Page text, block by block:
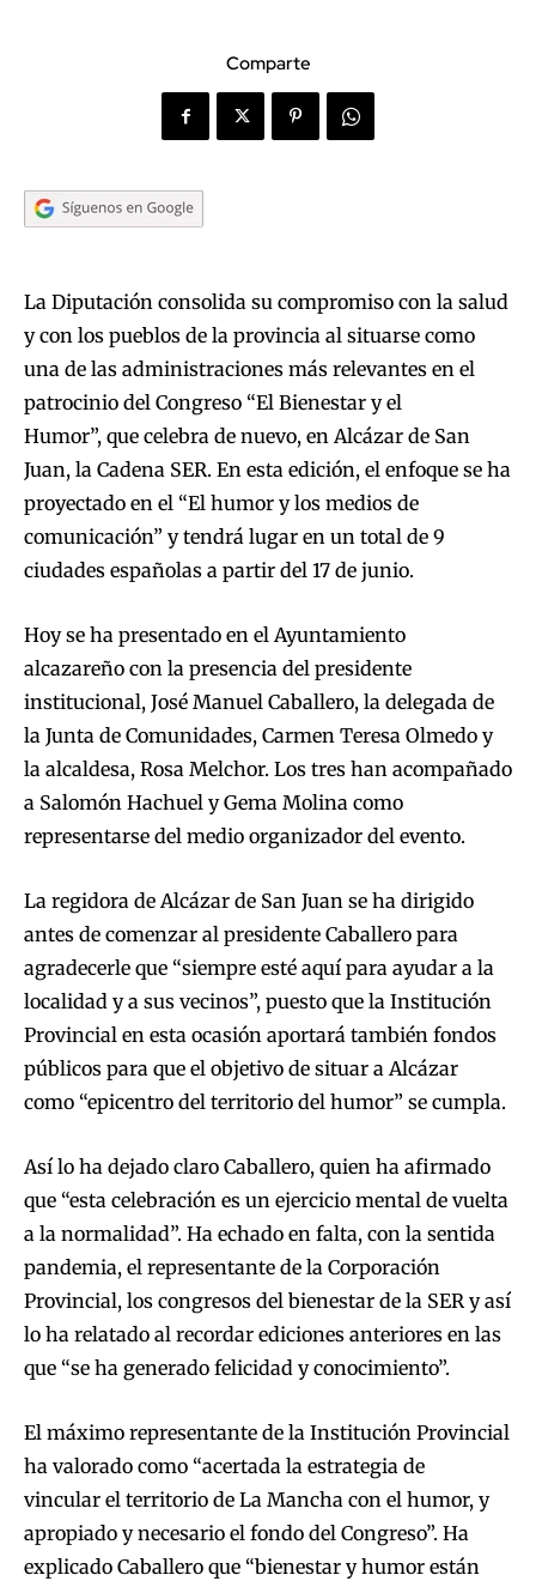
Comparte
La Diputación consolida su compromiso con la salud
y con los pueblos de la provincia al situarse como
una de las administraciones más relevantes en el
patrocinio del Congreso “El Bienestar y el
Humor”, que celebra de nuevo, en Alcázar de San
Juan, la Cadena SER. En esta edición, el enfoque se ha
proyectado en el “El humor y los medios de
comunicación” y tendrá lugar en un total de 9
ciudades españolas a partir del 17 de junio.
Hoy se ha presentado en el Ayuntamiento
alcazareño con la presencia del presidente
institucional, José Manuel Caballero, la delegada de
la Junta de Comunidades, Carmen Teresa Olmedo y
la alcaldesa, Rosa Melchor. Los tres han acompañado
a Salomón Hachuel y Gema Molina como
representarse del medio organizador del evento.
La regidora de Alcázar de San Juan se ha dirigido
antes de comenzar al presidente Caballero para
agradecerle que “siempre esté aquí para ayudar a la
localidad y a sus vecinos”, puesto que la Institución
Provincial en esta ocasión aportará también fondos
públicos para que el objetivo de situar a Alcázar
como “epicentro del territorio del humor” se cumpla.
Así lo ha dejado claro Caballero, quien ha afirmado
que “esta celebración es un ejercicio mental de vuelta
a la normalidad”. Ha echado en falta, con la sentida
pandemia, el representante de la Corporación
Provincial, los congresos del bienestar de la SER y así
lo ha relatado al recordar ediciones anteriores en las
que “se ha generado felicidad y conocimiento”.
El máximo representante de la Institución Provincial
ha valorado como “acertada la estrategia de
vincular el territorio de La Mancha con el humor, y
apropiado y necesario el fondo del Congreso”. Ha
explicado Caballero que “bienestar y humor están